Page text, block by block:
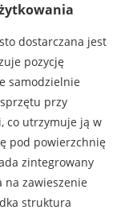
dostarczana jest
pozycję
samodzielnie
przy
co utrzymuje ją w
pod powierzchnię
zintegrowany
na zawieszenie
struktura